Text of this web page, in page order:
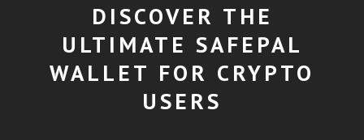
DISCOVER THE
ULTIMATE SAFEPAL
WALLET FOR CRYPTO
USERS